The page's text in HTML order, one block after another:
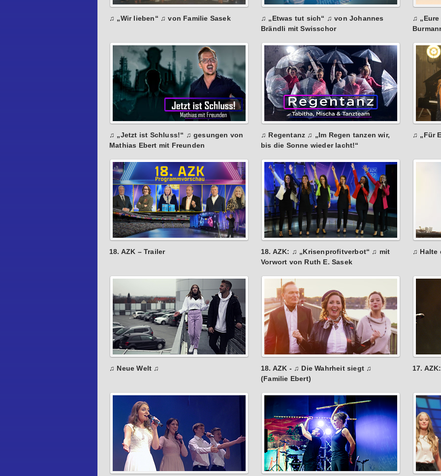
♫ „Wir lieben“ ♫ von Familie Sasek
♫ „Etwas tut sich“ ♫ von Johannes
Brändli mit Swisschor
♫
♫ „Jetzt ist Schluss!“ ♫ gesungen von
Mathias Ebert mit Freunden
♫ Regentanz ♫ „Im Regen tanzen wir,
bis die Sonne wieder lacht!“
♫ „Für
18. AZK – Trailer
18. AZK: ♫ „Krisenprofitverbot“ ♫ mit
Vorwort von Ruth E. Sasek
♫ Halte
♫ Neue Welt ♫
18. AZK - ♫ Die Wahrheit siegt ♫
(Familie Ebert)
17.